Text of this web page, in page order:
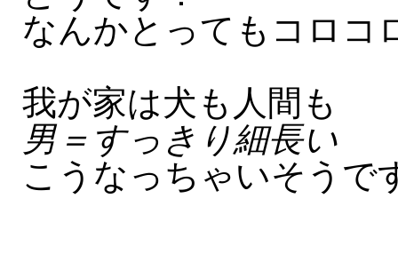
なんかとってもコロコ
我が家は犬も人間も
男＝すっきり細長い
こうなっちゃいそうで